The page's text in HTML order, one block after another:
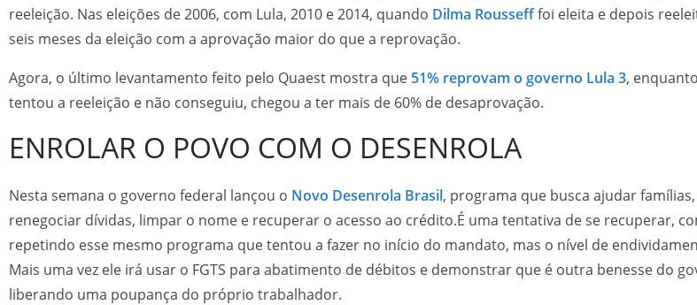
reeleição. Nas eleições de 2006, com Lula, 2010 e 2014, quando Dilma Roussefffoi eleita e depois
seis meses da eleição com a aprovação maior do que a reprovação.
Agora, o último levantamento feito pelo Quaest mostra que 51% reprovam o governo Lula 3,
tentou a reeleição e não conseguiu, chegou a ter mais de 60% de desaprovação.
ENROLAR O POVO COM O DESENROLA
Nesta semana o governo federal lançou o Novo Desenrola Brasil, programa que busca ajudar
renegociar dívidas, limpar o nome e recuperar o acesso ao crédito.É uma tentativa de se recuperar,
repetindo esse mesmo programa que tentou a fazer no início do mandato, mas o nível de
Mais uma vez ele irá usar o FGTS para abatimento de débitos e demonstrar que é outra benesse do
liberando uma poupança do próprio trabalhador.